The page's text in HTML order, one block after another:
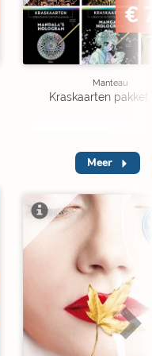
€
Manteau
Kraskaarten pakket
Meer